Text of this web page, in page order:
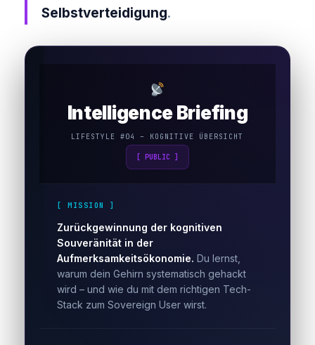
Selbstverteidigung.
Intelligence Briefing
LIFESTYLE #04 – KOGNITIVE ÜBERSICHT
[ PUBLIC ]
[ MISSION ]
Zurückgewinnung der kognitiven
Souveränität in der
Aufmerksamkeitsökonomie. Du lernst,
warum dein Gehirn systematisch gehackt
wird – und wie du mit dem richtigen Tech-
Stack zum Sovereign User wirst.